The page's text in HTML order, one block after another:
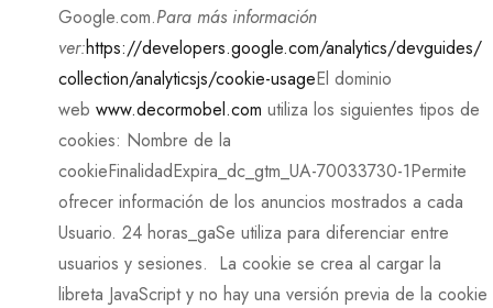
Google.com.Para más información
ver:https://developers.google.com/analytics/devguides/
collection/analyticsjs/cookie-usageEl dominio
web www.decormobel.com utiliza los siguientes tipos de
cookies: Nombre de la
cookieFinalidadExpira_dc_gtm_UA-70033730-1Permite
ofrecer información de los anuncios mostrados a cada
Usuario. 24 horas_gaSe utiliza para diferenciar entre
usuarios y sesiones. La cookie se crea al cargar la
libreta JavaScript y no hay una versión previa de la cookie